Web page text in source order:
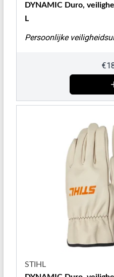
DYNAMIC Duro,
L
Persoonlijke
€
STIHL